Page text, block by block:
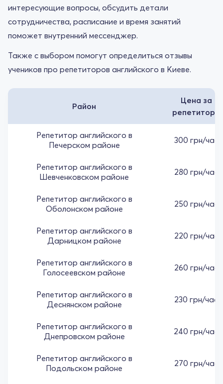
интересующие вопросы, обсудить детали
сотрудничества, расписание и время занятий
поможет внутренний мессенджер.
Также с выбором помогут определиться отзывы
учеников про репетиторов английского в Киеве.
Район
Цена за
репетитора
Репетитор английского в
Печерском районе
300 грн/час
Репетитор английского в
Шевченковском районе
280 грн/час
Репетитор английского в
Оболонском районе
250 грн/час
Репетитор английского в
Дарницком районе
220 грн/час
Репетитор английского в
Голосеевском районе
260 грн/час
Репетитор английского в
Деснянском районе
230 грн/час
Репетитор английского в
Днепровском районе
240 грн/час
Репетитор английского в
Подольском районе
270 грн/час